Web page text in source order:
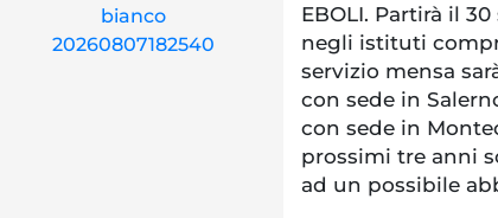
EBOLI. Partirà il
negli istituti
servizio mensa
con sede in Salerno
con sede in
prossimi tre anni
ad un possibile